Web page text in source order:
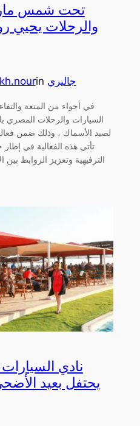
تحت شمس
والرحلات يحيي
kh.nourin جاليري
في أجواء من المتعة
السيارات والرحلات المصري
لصيد الأسماك ، وذلك ضمن
تأتي هذه الفعالية في
الترفيهية وتعزيز الروابط
نادي
يحتفل بعيد